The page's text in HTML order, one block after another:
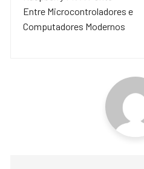
b
o
A
p
post
Entre Microcontroladores e
Computadores Modernos